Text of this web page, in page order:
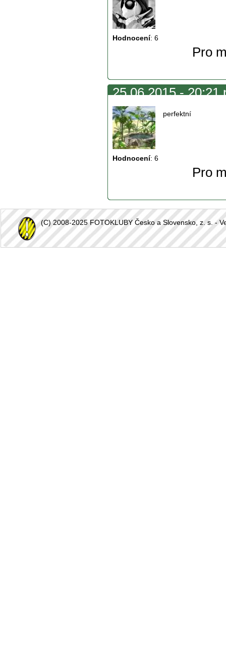
Hodnocení: 6
Pro
25.06.2015 -
Hodnocení: 6
perfektní
Pro
(C) 2008-2025 FOTOKLUBY Česko a Slovensko, z. s. -